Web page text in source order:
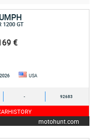
1200 GT
€
USA
- 92683
motohunt.com